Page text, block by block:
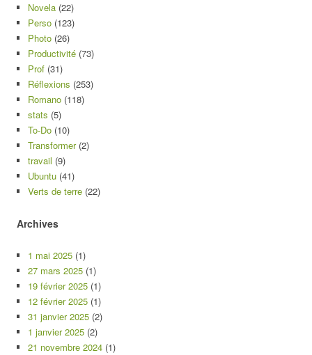
Novela (22)
Perso (123)
Photo (26)
Productivité (73)
Prof (31)
Réflexions (253)
Romano (118)
stats (5)
To-Do (10)
Transformer(2)
travail (9)
Ubuntu (41)
Verts de terre (22)
Archives
1 mai 2025 (1)
27 mars 2025 (1)
19 février 2025 (1)
12 février 2025 (1)
31 janvier 2025 (2)
1 janvier 2025 (2)
21 novembre 2024 (1)